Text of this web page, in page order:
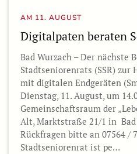
AM 11. AUGUST
Digitalpaten beraten
Bad Wurzach – Der nächste
Stadtseniorenrats (SSR)
mit digitalen Endgeräten
Dienstag, 11. August, um
Gemeinschaftsraum der
Alt, Marktstraße 21/1 in
Rückfragen bitte an 07564 /
Stadtseniorenrat ist pe…